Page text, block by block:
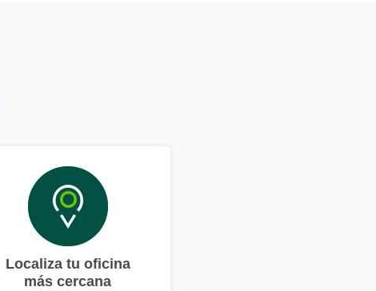
Localiza tu oficina
más cercana